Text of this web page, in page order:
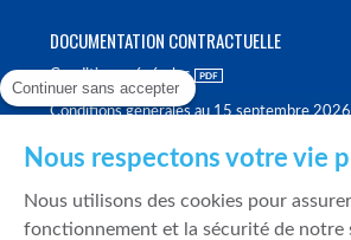
DOCUMENTATION CONTRACTUELLE
Conditions générales
Conditions générales au 15 septembre
Politique de meilleure sélection
Continuer sans accepter
Nous respectons votre vie
Nous utilisons des cookies pour
fonctionnement et la sécurité de notre